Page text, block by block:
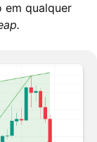
em qualquer